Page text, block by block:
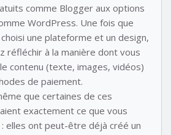
comme Blogger aux options
WordPress. Une fois que
une plateforme et un design,
réfléchir à la manière dont vous
contenu (texte, images, vidéos)
de paiement.
que certaines de ces
exactement ce que vous
elles ont peut-être déjà créé un